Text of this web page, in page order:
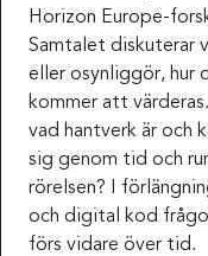
Horizon Europe-
Samtalet diskuterar
eller osynliggör, hur
kommer att
vad hantverk är och
sig genom tid och
rörelsen? I
och digital kod
förs vidare över tid.